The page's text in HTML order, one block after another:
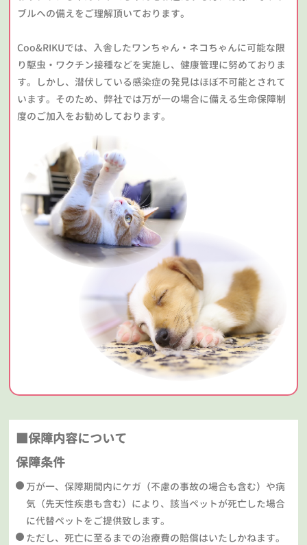
ブルへの備えをご理解頂いております。
Coo&RIKUでは、入舎したワンちゃん・ネコちゃんに可能な限
り駆虫・ワクチン接種などを実施し、健康管理に努めておりま
す。しかし、潜伏している感染症の発見はほぼ不可能とされて
います。そのため、弊社では万が一の場合に備える生命保障制
度のご加入をお勧めしております。
■保障内容について
保障条件
万が一、保障期間内にケガ（不慮の事故の場合も含む）や病
気（先天性疾患も含む）により、該当ペットが死亡した場合
に代替ペットをご提供致します。
ただし、死亡に至るまでの治療費の賠償はいたしかねます。